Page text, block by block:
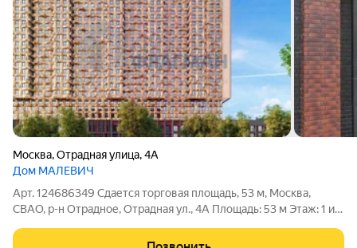
Москва,Отрадная улица,4А
Дом МАЛЕВИЧ
Арт. 124686349 Сдается торговая площадь, 53 м, Москва,
СВАО, р-н Отрадное, Отрадная ул., 4А Площадь: 53 м Этаж: 1 из
квартал 2025г. Метро: Отрадное (10 мин.), Владыкино (23